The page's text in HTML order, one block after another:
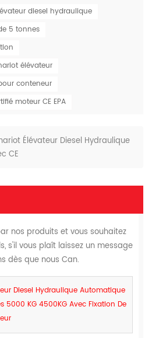
diesel hydraulique
5 tonnes
élévateur
conteneur
moteur CE EPA
Élévateur Diesel Hydraulique
CE
nos produits et vous souhaitez
s'il vous plaît laissez un message
dès que nous Can.
Diesel Hydraulique Automatique
5000 KG 4500KG Avec Fixation De